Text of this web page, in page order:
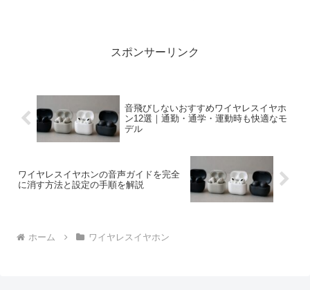
スポンサーリンク
音飛びしないおすすめワイヤレスイヤホ
ン12選｜通勤・通学・運動時も快適なモ
デル
ワイヤレスイヤホンの音声ガイドを完全
に消す方法と設定の手順を解説
ホーム ワイヤレスイヤホン